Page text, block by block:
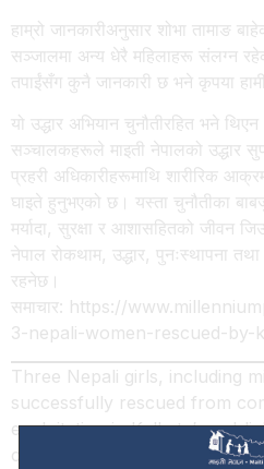
हाम्रो जानकारीअनुसार शोभा तामाङ
सञ्जालमा अन्य धेरै महिलाहरू संलग्न
तपाईंसँग कुनै जानकारी छ भने कृपया
यो उद्धार अभियान चुनौतीरहित भने
सञ्चालकहरूले माइती नेपालको उद्धार
प्रहरी अधिकारीहरूमाथि शारीरिक
घाइते हुनुभएको छ। यस्ता चुनौतीका
मर्यादा, सुरक्षा र आशासहितको जीवन
नेपाल रोकथाम, उद्धार, पुनःस्थापना तथा
रहनेछ।
समाचार: https://
3-nepali-women-rescued-by-
Three Nepali girls, including
successfully rescued from
exploitation in Kolkata’s red-
coordinated operation